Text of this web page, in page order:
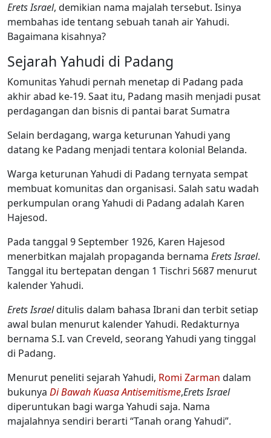
Erets Israel, demikian nama majalah tersebut. Isinya
membahas ide tentang sebuah tanah air Yahudi.
Bagaimana kisahnya?
Sejarah Yahudi di Padang
Komunitas Yahudi pernah menetap di Padang pada
akhir abad ke-19. Saat itu, Padang masih menjadi pusat
perdagangan dan bisnis di pantai barat Sumatra
Selain berdagang, warga keturunan Yahudi yang
datang ke Padang menjadi tentara kolonial Belanda.
Warga keturunan Yahudi di Padang ternyata sempat
membuat komunitas dan organisasi. Salah satu wadah
perkumpulan orang Yahudi di Padang adalah Karen
Hajesod.
Pada tanggal 9 September 1926, Karen Hajesod
menerbitkan majalah propaganda bernama Erets Israel.
Tanggal itu bertepatan dengan 1 Tischri 5687 menurut
kalender Yahudi.
Erets Israelditulis dalam bahasa Ibrani dan terbit setiap
awal bulan menurut kalender Yahudi. Redakturnya
bernama S.I. van Creveld, seorang Yahudi yang tinggal
di Padang.
Menurut peneliti sejarah Yahudi, Romi Zarman dalam
bukunya Di Bawah Kuasa Antisemitisme,Erets Israel
diperuntukan bagi warga Yahudi saja. Nama
majalahnya sendiri berarti “Tanah orang Yahudi”.